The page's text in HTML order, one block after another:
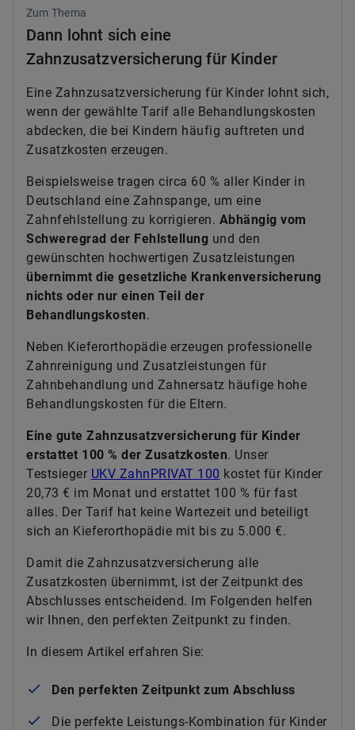
Zum Thema
Dann lohnt sich eine
Zahnzusatzversicherung für Kinder
Eine Zahnzusatzversicherung für Kinder lohnt sich,
wenn der gewählte Tarif alle Behandlungskosten
abdecken, die bei Kindern häufig auftreten und
Zusatzkosten erzeugen.
Beispielsweise tragen circa 60 % aller Kinder in
Deutschland eine Zahnspange, um eine
Zahnfehlstellung zu korrigieren. Abhängig vom
Schweregrad der Fehlstellung und den
gewünschten hochwertigen Zusatzleistungen
übernimmt die gesetzliche Krankenversicherung
nichts oder nur einen Teil der
Behandlungskosten.
Neben Kieferorthopädie erzeugen professionelle
Zahnreinigung und Zusatzleistungen für
Zahnbehandlung und Zahnersatz häufige hohe
Behandlungskosten für die Eltern.
Eine gute Zahnzusatzversicherung für Kinder
erstattet 100 % der Zusatzkosten. Unser
Testsieger UKV ZahnPRIVAT 100 kostet für Kinder
20,73 € im Monat und erstattet 100 % für fast
alles. Der Tarif hat keine Wartezeit und beteiligt
sich an Kieferorthopädie mit bis zu 5.000 €.
Damit die Zahnzusatzversicherung alle
Zusatzkosten übernimmt, ist der Zeitpunkt des
Abschlusses entscheidend. Im Folgenden helfen
wir Ihnen, den perfekten Zeitpunkt zu finden.
In diesem Artikel erfahren Sie:
Den perfekten Zeitpunkt zum Abschluss
Die perfekte Leistungs-Kombination für Kinder